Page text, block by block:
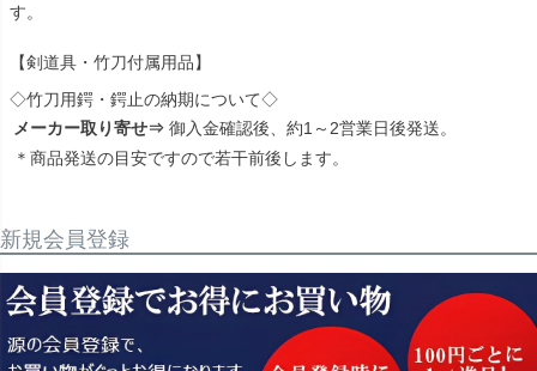
す。
【剣道具・竹刀付属用品】
◇竹刀用鍔・鍔止の納期について◇
メーカー取り寄せ⇒ 御入金確認後、約1～2営業日後発送。
＊商品発送の目安ですので若干前後します。
新規会員登録